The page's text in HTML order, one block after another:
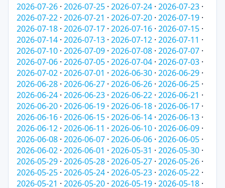
2026-07-26 · 2026-07-25 · 2026-07-24 · 2026-07-23 ·
2026-07-22 · 2026-07-21 · 2026-07-20 · 2026-07-19 ·
2026-07-18 · 2026-07-17 · 2026-07-16 · 2026-07-15 ·
2026-07-14 · 2026-07-13 · 2026-07-12 · 2026-07-11 ·
2026-07-10 · 2026-07-09 · 2026-07-08 · 2026-07-07 ·
2026-07-06 · 2026-07-05 · 2026-07-04 · 2026-07-03 ·
2026-07-02 · 2026-07-01 · 2026-06-30 · 2026-06-29 ·
2026-06-28 · 2026-06-27 · 2026-06-26 · 2026-06-25 ·
2026-06-24 · 2026-06-23 · 2026-06-22 · 2026-06-21 ·
2026-06-20 · 2026-06-19 · 2026-06-18 · 2026-06-17 ·
2026-06-16 · 2026-06-15 · 2026-06-14 · 2026-06-13 ·
2026-06-12 · 2026-06-11 · 2026-06-10 · 2026-06-09 ·
2026-06-08 · 2026-06-07 · 2026-06-06 · 2026-06-05 ·
2026-06-02 · 2026-06-01 · 2026-05-31 · 2026-05-30 ·
2026-05-29 · 2026-05-28 · 2026-05-27 · 2026-05-26 ·
2026-05-25 · 2026-05-24 · 2026-05-23 · 2026-05-22 ·
2026-05-21 · 2026-05-20 · 2026-05-19 · 2026-05-18 ·